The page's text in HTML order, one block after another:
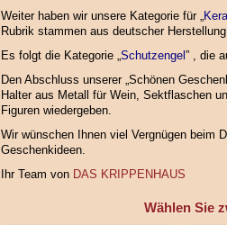
Weiter haben wir unsere Kategorie für „
Rubrik stammen aus deutscher
Es folgt die Kategorie „Schutzengel ” , die
Den Abschluss unserer „Schönen
Halter aus Metall für Wein, Sektflaschen
Figuren wiedergeben.
Wir wünschen Ihnen viel Vergnügen beim
Geschenkideen.
Ihr Team von DAS KRIPPENHAUS
Wählen Sie